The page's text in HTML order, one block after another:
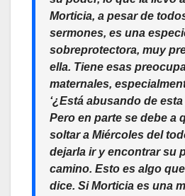
Morticia, a pesar de
sermones, es una
sobreprotectora, muy
ella. Tiene esas
maternales,
‘¿Está abusando de
Pero en parte se debe a
soltar a Miércoles del
dejarla ir y encontrar su
camino. Esto es algo
dice. Si Morticia es una